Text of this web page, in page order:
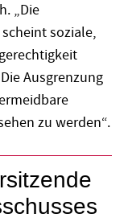
„Die
soziale,
Ausgrenzung
zu werden“.